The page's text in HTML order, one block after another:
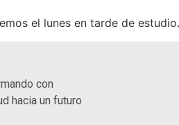
el lunes en tarde de estudio.
con
hacia un futuro